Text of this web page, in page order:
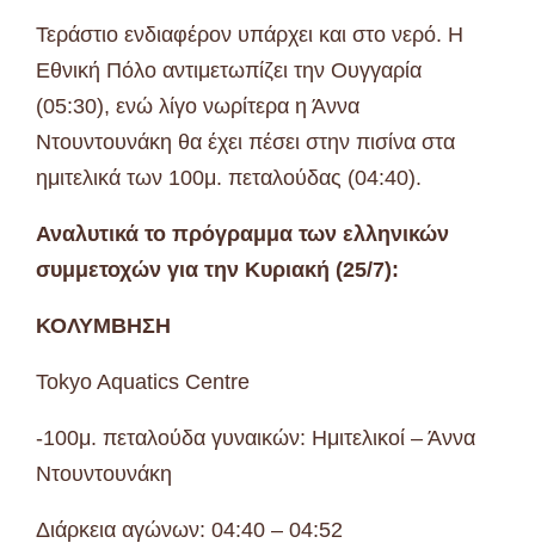
Τεράστιο ενδιαφέρον υπάρχει και στο νερό. Η
Εθνική Πόλο αντιμετωπίζει την Ουγγαρία
(05:30), ενώ λίγο νωρίτερα η Άννα
Ντουντουνάκη θα έχει πέσει στην πισίνα στα
ημιτελικά των 100μ. πεταλούδας (04:40).
Αναλυτικά το πρόγραμμα των ελληνικών
συμμετοχών για την Κυριακή (25/7):
ΚΟΛΥΜΒΗΣΗ
Tokyo Aquatics Centre
-100μ. πεταλούδα γυναικών: Ημιτελικοί – Άννα
Ντουντουνάκη
Διάρκεια αγώνων: 04:40 – 04:52